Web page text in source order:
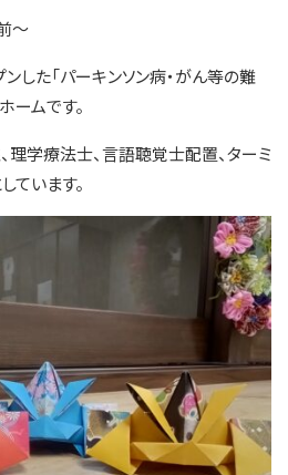
～
した「パーキンソン病・がん等の難
ームです。
理学療法士、言語聴覚士配置、ターミ
ています。